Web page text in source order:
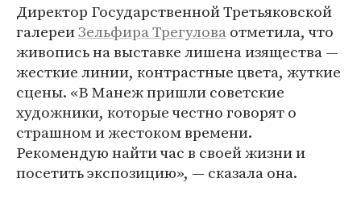
Директор Государственной Третьяковской
галереиЗельфира Трегуловаотметила, что
живопись на выставке лишена изящества —
жесткие линии, контрастные цвета, жуткие
сцены. «В Манеж пришли советские
художники, которые честно говорят о
страшном и жестоком времени.
Рекомендую найти час в своей жизни и
посетить экспозицию», — сказала она.